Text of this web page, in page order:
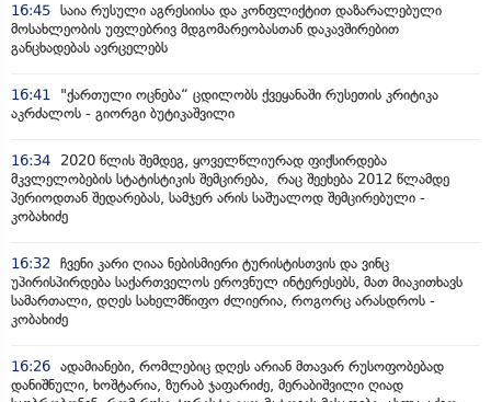
16:45 საია რუსული აგრესიისა და კონფლიქტით დაზარალებული
მოსახლეობის უფლებრივ მდგომარეობასთან დაკავშირებით
განცხადებას ავრცელებს
16:41
"ქართული ოცნება“ ცდილობს ქვეყანაში რუსეთის კრიტიკა
აკრძალოს - გიორგი ბუტიკაშვილი
16:34
2020 წლის შემდეგ, ყოველწლიურად ფიქსირდება
მკვლელობების სტატისტიკის შემცირება, რაც შეეხება 2012 წლამდე
პერიოდთან შედარებას, სამჯერ არის საშუალოდ შემცირებული -
კობახიძე
16:32
ჩვენი კარი ღიაა ნებისმიერი ტურისტისთვის და ვინც
უპირისპირდება საქართველოს ეროვნულ ინტერესებს, მათ მიაკითხავს
სამართალი, დღეს სახელმწიფო ძლიერია, როგორც არასდროს -
კობახიძე
16:26 ადამიანები, რომლებიც დღეს არიან მთავარ რუსოფობებად
დანიშნული, ხოშტარია, ზურაბ ჯაფარიძე, მერაბიშვილი ღიად